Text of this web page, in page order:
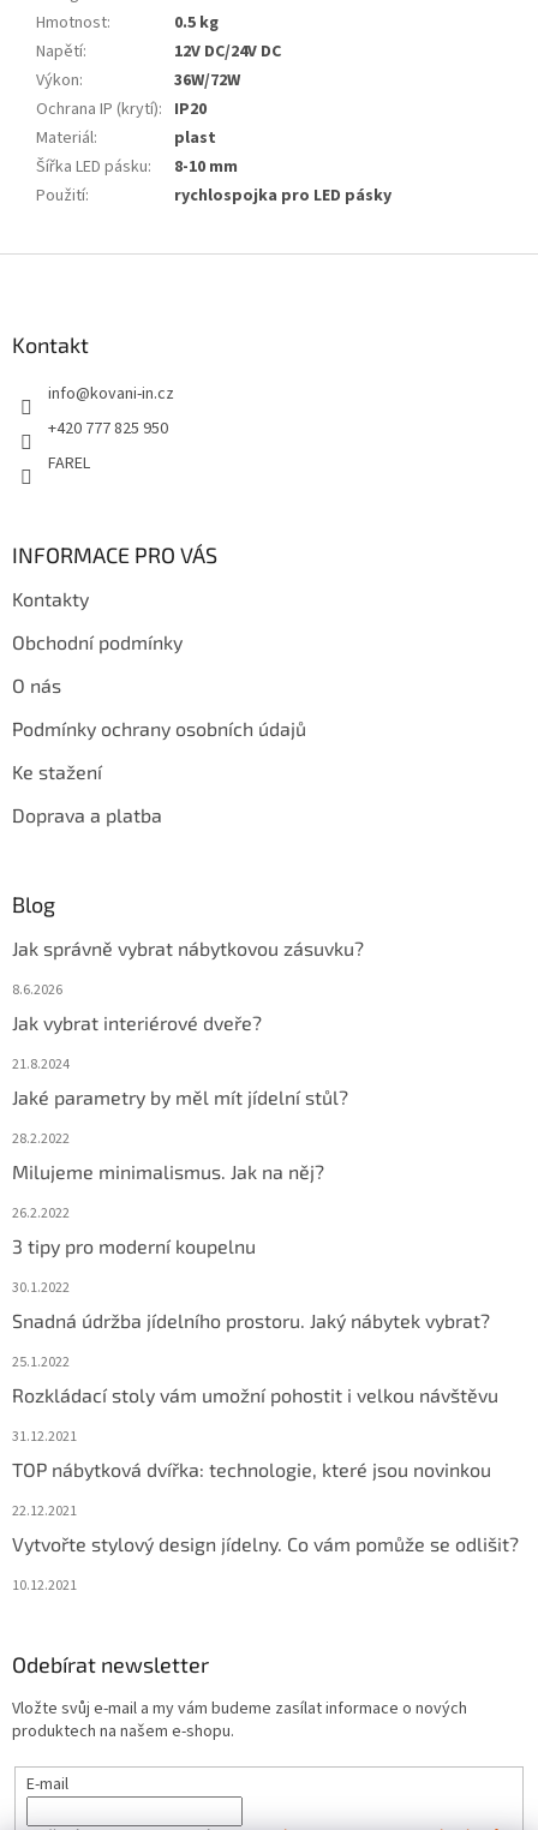
Hmotnost:
0.5 kg
Napětí:
12V DC/24V DC
Výkon:
36W/72W
Ochrana IP (krytí): IP20
Materiál:
plast
Šířka LED pásku:
8-10 mm
Použití: rychlospojka pro LED pásky
Kontakt
info@kovani-in.cz
+420 777 825 950
FAREL
INFORMACE PRO VÁS
Kontakty
Obchodní podmínky
O nás
Podmínky ochrany osobních údajů
Ke stažení
Doprava a platba
Blog
Jak správně vybrat nábytkovou zásuvku?
8.6.2026
Jak vybrat interiérové dveře?
21.8.2024
Jaké parametry by měl mít jídelní stůl?
28.2.2022
Milujeme minimalismus. Jak na něj?
26.2.2022
3 tipy pro moderní koupelnu
30.1.2022
Snadná údržba jídelního prostoru. Jaký nábytek vybrat?
25.1.2022
Rozkládací stoly vám umožní pohostit i velkou návštěvu
31.12.2021
TOP nábytková dvířka: technologie, které jsou novinkou
22.12.2021
Vytvořte stylový design jídelny. Co vám pomůže se odlišit?
10.12.2021
Odebírat newsletter
Vložte svůj e-mail a my vám budeme zasílat informace o nových
produktech na našem e-shopu.
E-mail